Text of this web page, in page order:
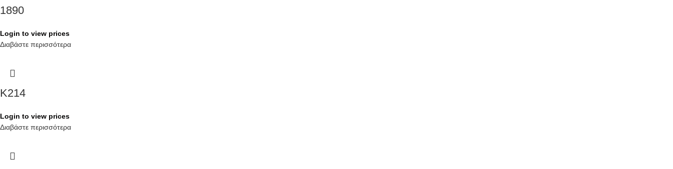
1890
Login to view prices
Διαβάστε περισσότερα
K214
Login to view prices
Διαβάστε περισσότερα